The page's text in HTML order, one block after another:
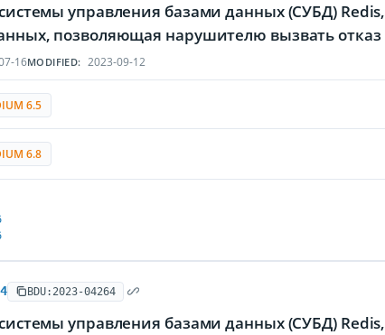
управления базами данных (СУБД)
позволяющая нарушителю вызвать отказ
16MODIFIED: 2023-09-12
6.5
6.8
BDU:2023-04264
управления базами данных (СУБД)